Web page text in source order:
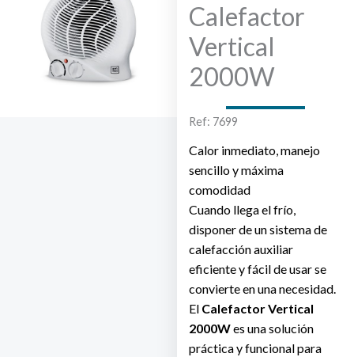
Calefactor
Vertical
2000W
Ref: 7699
Calor inmediato, manejo
sencillo y máxima
comodidad
Cuando llega el frío,
disponer de un sistema de
calefacción auxiliar
eficiente y fácil de usar se
convierte en una necesidad.
El Calefactor Vertical
2000Wes una solución
práctica y funcional para